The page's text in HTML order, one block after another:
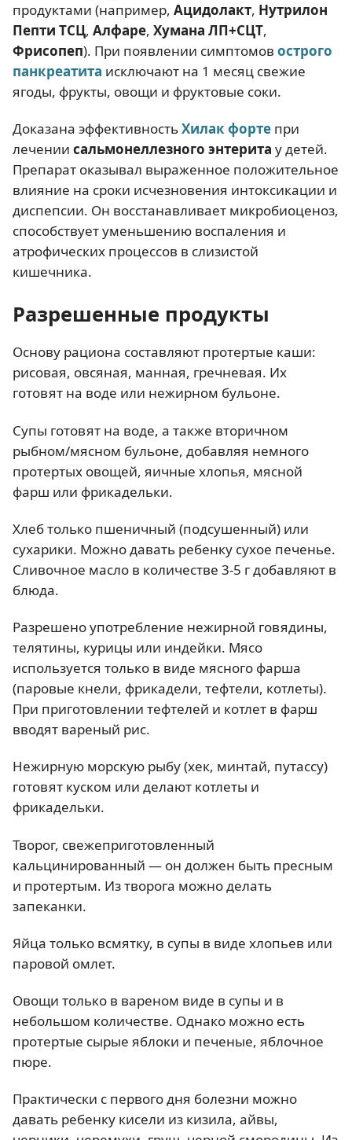
продуктами (например, Ацидолакт, Нутрилон
Пепти ТСЦ, Алфаре, Хумана ЛП+СЦТ,
Фрисопеп). При появлении симптомов острого
панкреатита исключают на 1 месяц свежие
ягоды, фрукты, овощи и фруктовые соки.
Доказана эффективностьХилак форте при
лечении сальмонеллезного энтерита у детей.
Препарат оказывал выраженное положительное
влияние на сроки исчезновения интоксикации и
диспепсии. Он восстанавливает микробиоценоз,
способствует уменьшению воспаления и
атрофических процессов в слизистой
кишечника.
Разрешенные продукты
Основу рациона составляют протертые каши:
рисовая, овсяная, манная, гречневая. Их
готовят на воде или нежирном бульоне.
Супы готовят на воде, а также вторичном
рыбном/мясном бульоне, добавляя немного
протертых овощей, яичные хлопья, мясной
фарш или фрикадельки.
Хлеб только пшеничный (подсушенный) или
сухарики. Можно давать ребенку сухое печенье.
Сливочное масло в количестве 3-5 г добавляют в
блюда.
Разрешено употребление нежирной говядины,
телятины, курицы или индейки. Мясо
используется только в виде мясного фарша
(паровые кнели, фрикадели, тефтели, котлеты).
При приготовлении тефтелей и котлет в фарш
вводят вареный рис.
Нежирную морскую рыбу (хек, минтай, путассу)
готовят куском или делают котлеты и
фрикадельки.
Творог, свежеприготовленный
кальцинированный — он должен быть пресным
и протертым. Из творога можно делать
запеканки.
Яйца только всмятку, в супы в виде хлопьев или
паровой омлет.
Овощи только в вареном виде в супы и в
небольшом количестве. Однако можно есть
протертые сырые яблоки и печеные, яблочное
пюре.
Практически с первого дня болезни можно
давать ребенку кисели из кизила, айвы,